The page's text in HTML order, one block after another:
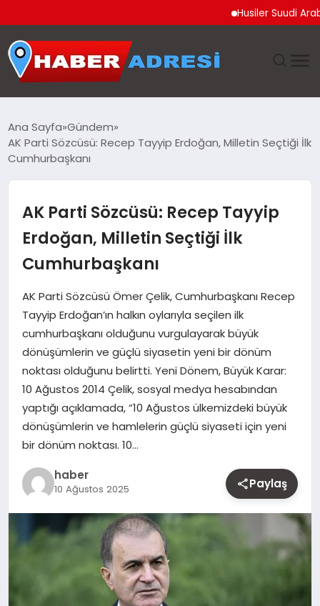
Husiler Suudi
GÜNDEM
TEKNOLOJI
EĞITIM
MAGAZIN
YAŞAM
OTOMOBIL
Ana Sayfa Gündem
AK Parti Sözcüsü: Recep Tayyip Erdoğan, Milletin Seçtiği İlk
Cumhurbaşkanı
AK Parti Sözcüsü: Recep Tayyip
Erdoğan, Milletin Seçtiği İlk
Cumhurbaşkanı
AK Parti Sözcüsü Ömer Çelik, Cumhurbaşkanı Recep
Tayyip Erdoğan’ın halkın oylarıyla seçilen ilk
cumhurbaşkanı olduğunu vurgulayarak büyük
dönüşümlerin ve güçlü siyasetin yeni bir dönüm
noktası olduğunu belirtti. Yeni Dönem, Büyük Karar:
10 Ağustos 2014 Çelik, sosyal medya hesabından
yaptığı açıklamada, “10 Ağustos ülkemizdeki büyük
dönüşümlerin ve hamlelerin güçlü siyaseti için yeni
bir dönüm noktası. 10…
haber
10 Ağustos 2025 Paylaş